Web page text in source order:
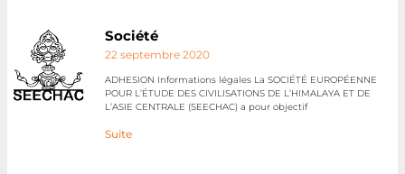
Société
22 septembre 2020
ADHESION Informations légales La SOCIÉTÉ EUROPÉENNE
POUR L’ÉTUDE DES CIVILISATIONS DE L’HIMALAYA ET DE
L’ASIE CENTRALE (SEECHAC) a pour objectif
Suite